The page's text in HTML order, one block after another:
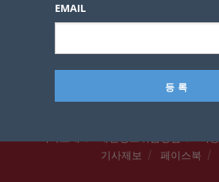
기사제보
페이스북
EMAIL